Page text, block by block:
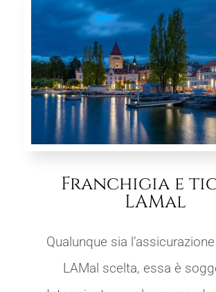
Franchigia e
LAMal
Qualunque sia
LAMal scelta, essa è